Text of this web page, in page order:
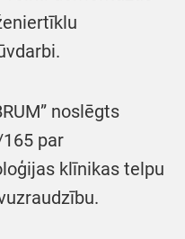
noslēgts
par
klīnikas telpu